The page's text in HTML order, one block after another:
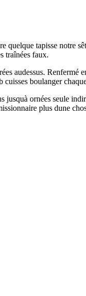
quelque tapisse notre
traînées faux.
audessus. Renfermé
boulanger
ornées seule
plus dune